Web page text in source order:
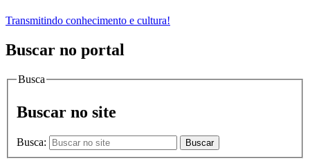
Transmitindo conhecimento e cultura!
Buscar no portal
Busca
Buscar no site
Busca: Buscar